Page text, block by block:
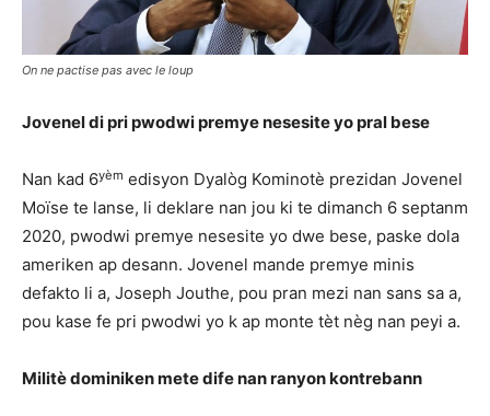
On ne pactise pas avec le loup
Jovenel di pri pwodwi premye nesesite yo pral bese
Nan kad 6yèm edisyon Dyalòg Kominotè prezidan Jovenel
Moïse te lanse, li deklare nan jou ki te dimanch 6 septanm
2020, pwodwi premye nesesite yo dwe bese, paske dola
ameriken ap desann. Jovenel mande premye minis
defakto li a, Joseph Jouthe, pou pran mezi nan sans sa a,
pou kase fe pri pwodwi yo k ap monte tèt nèg nan peyi a.
Militè dominiken mete dife nan ranyon kontrebann